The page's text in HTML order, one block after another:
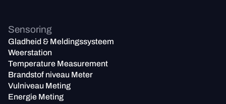
Sensoring
Gladheid & Meldingssysteem
Weerstation
Temperature Measurement
Brandstof niveau Meter
Vulniveau Meting
Energie Meting